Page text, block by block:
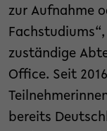
zur Aufnahme
zuständige
Office. Seit
bereits